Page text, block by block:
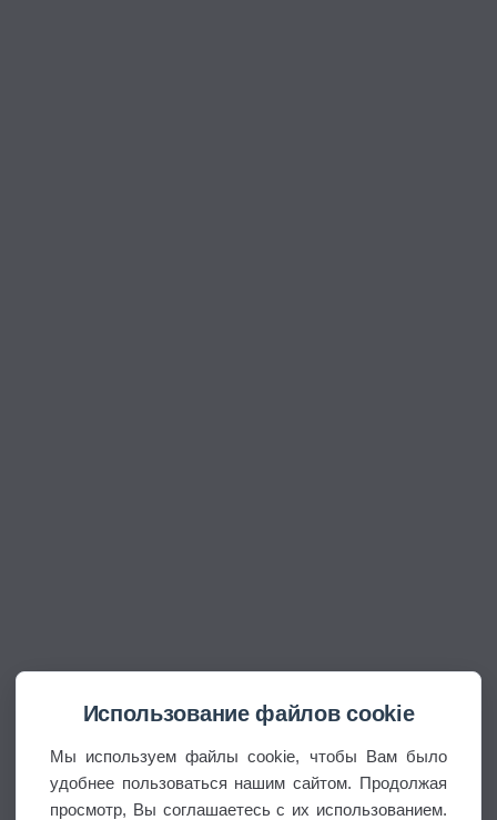
Использование файлов cookie
Мы используем файлы cookie, чтобы Вам было
удобнее пользоваться нашим сайтом. Продолжая
просмотр, Вы соглашаетесь с их использованием.